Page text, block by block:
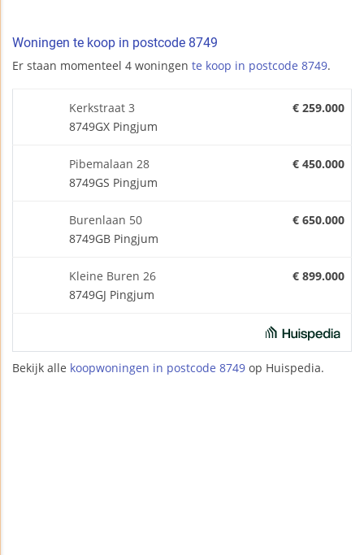
Woningen te koop in postcode 8749
Er staan momenteel 4 woningen te koop in postcode 8749.
Kerkstraat 3
8749GX Pingjum
€ 259.000
Pibemalaan 28
8749GS Pingjum
€ 450.000
Burenlaan 50
8749GB Pingjum
€ 650.000
Kleine Buren 26
8749GJ Pingjum
€ 899.000
Bekijk alle koopwoningen in postcode 8749 op Huispedia.